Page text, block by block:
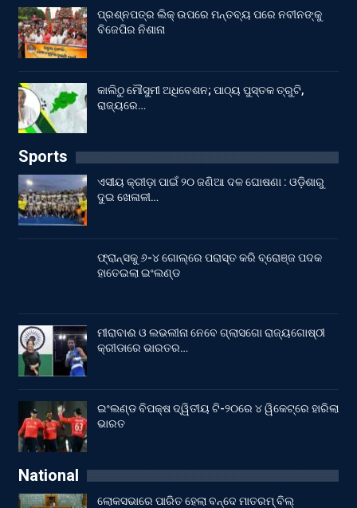
ପ୍ରଶ୍ନପତ୍ର ଲିକ୍ ଉପରେ ମନ୍ତବ୍ୟ ପରେ ନବୀନଙ୍କୁ
ବିଜେପିର ନିଶାନା
କାଲିଠୁ ମୌସୁମୀ ଅଧିବେଶନ; ପାଠ୍ୟ ପୁସ୍ତକ ତ୍ରୁଟି,
ରାଜ୍ୟରେ…
Sports
ଏସୀୟ କ୍ରୀଡ଼ା ପାଇଁ ୨୦ ଜଣିଆ ଦଳ ଘୋଷଣା : ଓଡ଼ିଶାରୁ
ଦୁଇ ଖେଳାଳୀ…
ଫ୍ରାନ୍ସକୁ ୬-୪ ଗୋଲ୍‌ରେ ପରାସ୍ତ କରି ବ୍ରୋଞ୍ଜ ପଦକ
ହାତେଇଲା ଇଂଲଣ୍ଡ
ମୀରାବାଈ ଓ ଲଭଲୀନା ନେବେ ଗ୍ଲାସଗୋ ରାଜ୍ୟଗୋଷ୍ଠୀ
କ୍ରୀଡାରେ ଭାରତର…
ଇଂଲଣ୍ଡ ବିପକ୍ଷ ଦ୍ୱିତୀୟ ଟି-୨୦ରେ ୪ ୱିକେଟ୍‌ରେ ହାରିଲା
ଭାରତ
National
ଲୋକସଭାରେ ପାରିତ ହେଲା ବନ୍ଦେ ମାତରମ୍‌ ବିଲ୍‌